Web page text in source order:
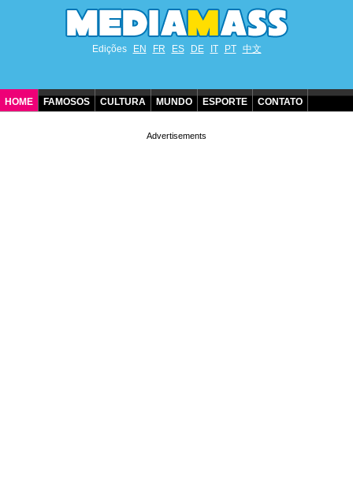
Edições EN FR ES DE IT PT 中文
HOME FAMOSOS CULTURA MUNDO ESPORTE CONTATO